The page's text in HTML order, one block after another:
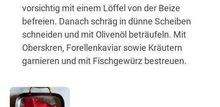
vorsichtig mit einem Löffel von der Beize
befreien. Danach schräg in dünne Scheiben
schneiden und mit Olivenöl beträufeln. Mit
Oberskren, Forellenkaviar sowie Kräutern
garnieren und mit Fischgewürz bestreuen.